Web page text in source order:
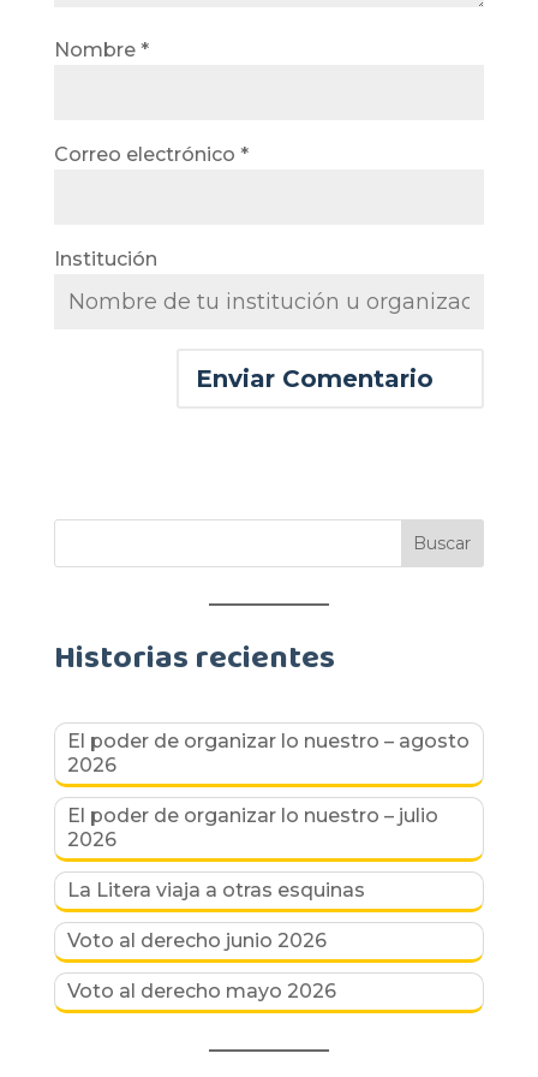
Nombre *
Correo electrónico *
Institución
Historias recientes
El poder de organizar lo nuestro – agosto
2026
El poder de organizar lo nuestro – julio
2026
La Litera viaja a otras esquinas
Voto al derecho junio 2026
Voto al derecho mayo 2026